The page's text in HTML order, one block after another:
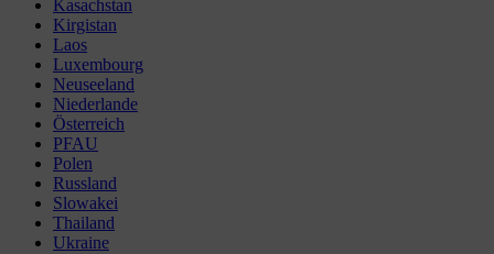
Kasachstan
Kirgistan
Laos
Luxembourg
Neuseeland
Niederlande
Österreich
PFAU
Polen
Russland
Slowakei
Thailand
Ukraine